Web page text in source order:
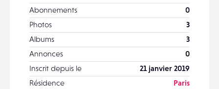
Abonnements
0
Photos
3
Albums
3
Annonces
0
Inscrit depuis le
21 janvier 2019
Résidence
Paris